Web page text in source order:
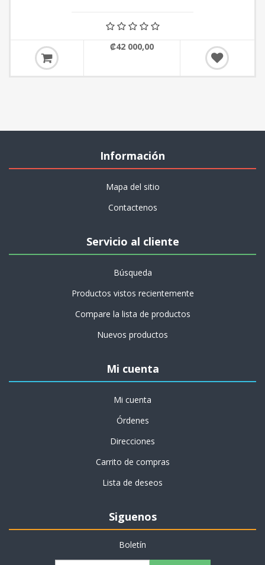
₡42 000,00
Información
Mapa del sitio
Contactenos
Servicio al cliente
Búsqueda
Productos vistos recientemente
Compare la lista de productos
Nuevos productos
Mi cuenta
Mi cuenta
Órdenes
Direcciones
Carrito de compras
Lista de deseos
Siguenos
Boletín